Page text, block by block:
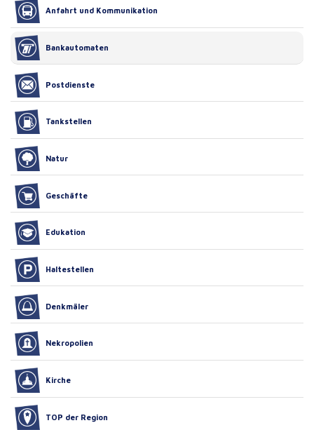
Anfahrt und Kommunikation
Bankautomaten
Postdienste
Tankstellen
Natur
Geschäfte
Edukation
Haltestellen
Denkmäler
Nekropolien
Kirche
TOP der Region